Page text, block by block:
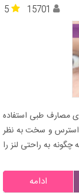
5 15701
مصارف طبی استفاده
استرس و سخت به نظر
به راحتی لنز را
ادامه